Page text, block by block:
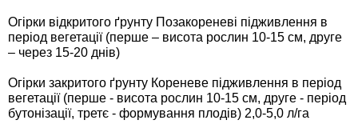
Огірки відкритого ґрунту Позакореневі підживлення в
період вегетації (перше – висота рослин 10-15 см, друге
– через 15-20 днів)
Огірки закритого ґрунту Кореневе підживлення в період
вегетації (перше - висота рослин 10-15 см, друге - період
бутонізації, третє - формування плодів) 2,0-5,0 л/га